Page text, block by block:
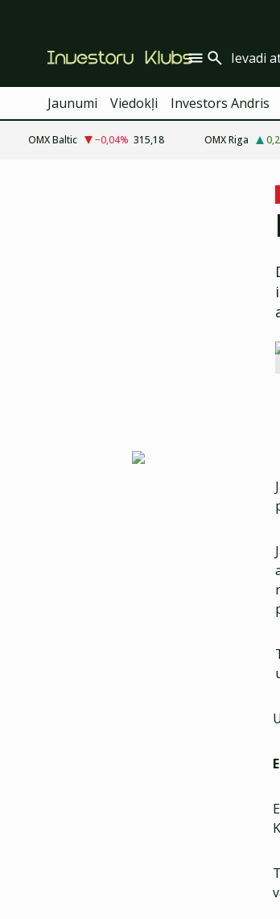
Jaunumi Viedokļi Investors Andris
OMX Baltic −0,04% 315,18 OMX Riga